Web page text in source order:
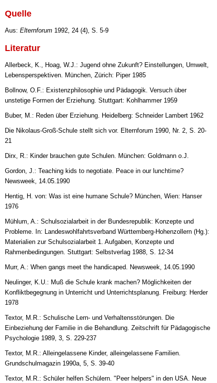
Quelle
Aus: Elternforum 1992, 24 (4), S. 5-9
Literatur
Allerbeck, K., Hoag, W.J.: Jugend ohne Zukunft? Einstellungen, Umwelt,
Lebensperspektiven. München, Zürich: Piper 1985
Bollnow, O.F.: Existenzphilosophie und Pädagogik. Versuch über
unstetige Formen der Erziehung. Stuttgart: Kohlhammer 1959
Buber, M.: Reden über Erziehung. Heidelberg: Schneider Lambert 1962
Die Nikolaus-Groß-Schule stellt sich vor. Elternforum 1990, Nr. 2, S. 20-
21
Dirx, R.: Kinder brauchen gute Schulen. München: Goldmann o.J.
Gordon, J.: Teaching kids to negotiate. Peace in our lunchtime?
Newsweek, 14.05.1990
Hentig, H. von: Was ist eine humane Schule? München, Wien: Hanser
1976
Mühlum, A.: Schulsozialarbeit in der Bundesrepublik: Konzepte und
Probleme. In: Landeswohlfahrtsverband Württemberg-Hohenzollern (Hg.):
Materialien zur Schulsozialarbeit 1. Aufgaben, Konzepte und
Rahmenbedingungen. Stuttgart: Selbstverlag 1988, S. 12-34
Murr, A.: When gangs meet the handicaped. Newsweek, 14.05.1990
Neulinger, K.U.: Muß die Schule krank machen? Möglichkeiten der
Konfliktbegegnung in Unterricht und Unterrichtsplanung. Freiburg: Herder
1978
Textor, M.R.: Schulische Lern- und Verhaltensstörungen. Die
Einbeziehung der Familie in die Behandlung. Zeitschrift für Pädagogische
Psychologie 1989, 3, S. 229-237
Textor, M.R.: Alleingelassene Kinder, alleingelassene Familien.
Grundschulmagazin 1990a, 5, S. 39-40
Textor, M.R.: Schüler helfen Schülern. "Peer helpers" in den USA. Neue